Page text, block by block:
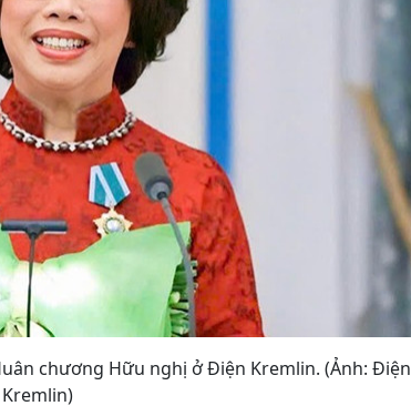
chương Hữu nghị ở Điện Kremlin. (Ảnh: Điện
Kremlin)